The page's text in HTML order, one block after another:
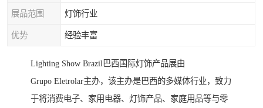
展品范围 灯饰行业
优势 经验丰富
Lighting Show Brazil巴西国际灯饰产品展由
Grupo Eletrolar主办，该主办是巴西的多媒体行业，致力
于将消费电子、家用电器、灯饰产品、家庭用品等与零